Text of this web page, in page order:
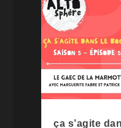
ça s’agite